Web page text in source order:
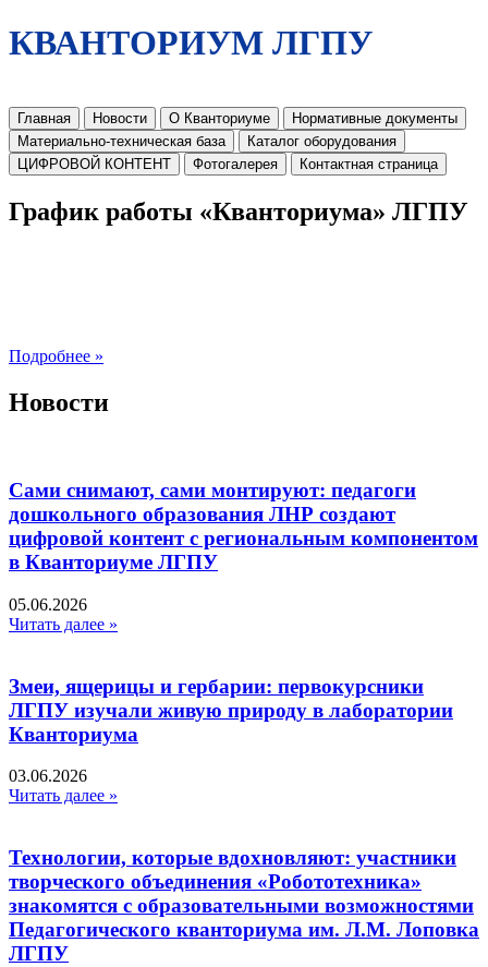
КВАНТОРИУМ ЛГПУ
Главная Новости О Кванториуме
Нормативные документы
Материально-техническая база
Каталог оборудования
ЦИФРОВОЙ КОНТЕНТ
Фотогалерея Контактная страница
График работы «Кванториума» ЛГПУ
Подробнее »
Новости
Сами снимают, сами монтируют: педагоги
дошкольного образования ЛНР создают
цифровой контент с региональным компонентом
в Кванториуме ЛГПУ​
05.06.2026
Читать далее »
Змеи, ящерицы и гербарии: первокурсники
ЛГПУ изучали живую природу в лаборатории
Кванториума
03.06.2026
Читать далее »
Технологии, которые вдохновляют: участники
творческого объединения «Робототехника»
знакомятся с образовательными возможностями
Педагогического кванториума им. Л.М. Лоповка
ЛГПУ